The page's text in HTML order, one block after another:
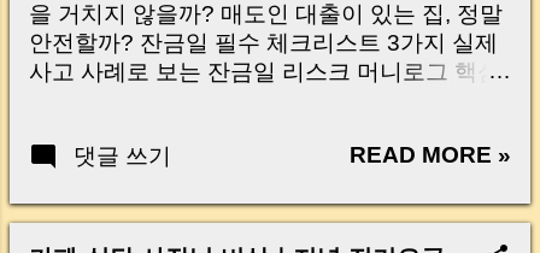
을 거치지 않을까? 매도인 대출이 있는 집, 정말
안전할까? 잔금일 필수 체크리스트 3가지 실제
사고 사례로 보는 잔금일 리스크 머니로그 핵심
Your Account Is It Safe If the Seller Has a
Real Risks and Mistakes to Avoid MoneyLog
Key Takeaway 혹시 이런 생각 해보신 적 있으
댓글 쓰기 READ MORE »